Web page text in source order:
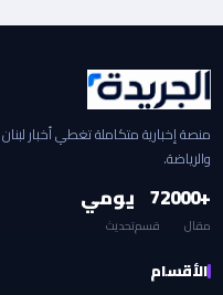
منصة إخبارية متكاملة تغطي أخبار
والرياضة.
+2000
مقال
7
قسم
يومي
تحديث
الأقسام